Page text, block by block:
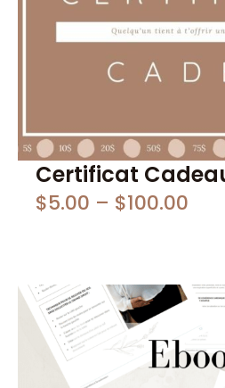
Certificat
$5.00 – $100.00